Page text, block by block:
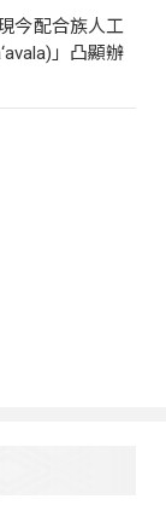
今配合族人工
」凸顯辦